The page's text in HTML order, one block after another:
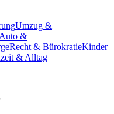
Umzug &
Auto &
Recht & BürokratieKinder
& Alltag